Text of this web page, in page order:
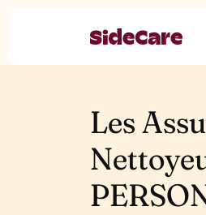
Les